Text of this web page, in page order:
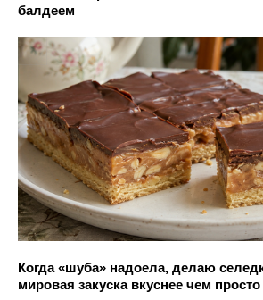
балдеем
Когда «шуба» надоела, делаю
мировая закуска вкуснее чем